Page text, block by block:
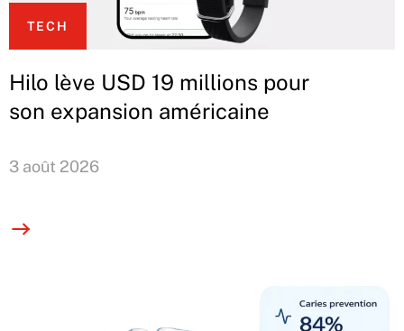
TECH
Hilo lève USD 19 millions pour
son expansion américaine
3 août 2026